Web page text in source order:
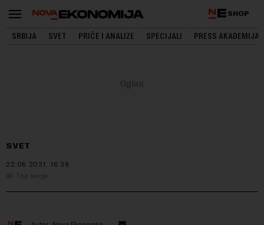
SHOP
SRBIJA SVET PRIČE I ANALIZE SPECIJALI PRESS AKADEMIJA
SVET
22.06.2021. 16:39
The Verge